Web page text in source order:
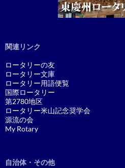
関連リンク
ロータリーの友
ロータリー文庫
ロータリー用語便覧
国際ロータリー
第2780地区
ロータリー米山記念奨学会
源流の会
My Rotary
自治体・その他